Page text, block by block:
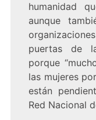
humanidad
aunque
puertas de
porque
las mujeres
están
Red Nacional